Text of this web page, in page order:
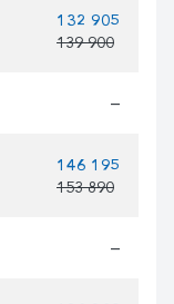
132 905
139 900
—
146 195
153 890
—